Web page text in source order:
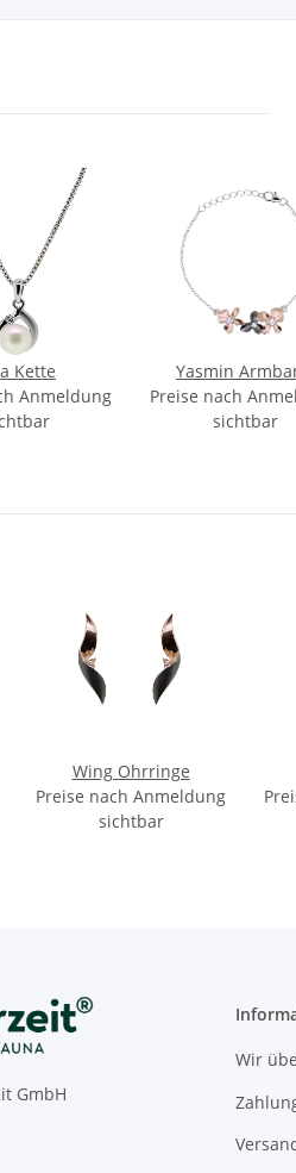
Kette
Anmeldung
Yasmin
Preise nach
sichtbar
Wing Ohrringe
Preise nach Anmeldung
sichtbar
GmbH
Wir